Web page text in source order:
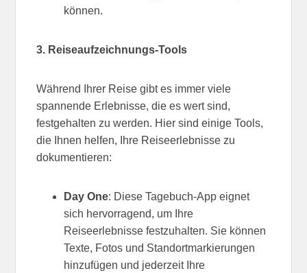
können.
3. Reiseaufzeichnungs-Tools
Während Ihrer Reise gibt es immer viele
spannende Erlebnisse, die es wert sind,
festgehalten zu werden. Hier sind einige Tools,
die Ihnen helfen, Ihre Reiseerlebnisse zu
dokumentieren:
Day One: Diese Tagebuch-App eignet
sich hervorragend, um Ihre
Reiseerlebnisse festzuhalten. Sie können
Texte, Fotos und Standortmarkierungen
hinzufügen und jederzeit Ihre